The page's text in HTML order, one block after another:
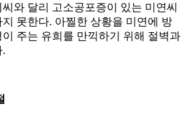
와 달리 고소공포증이 있는 미연씨
못한다. 아찔한 상황을 미연에 방
주는 유희를 만끽하기 위해 절벽과
.